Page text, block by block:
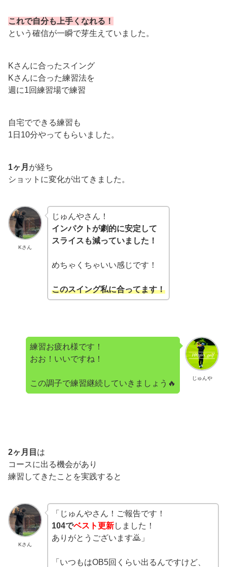
これで自分も上手くなれる！
という確信が一瞬で芽生えていました。
Kさんに合ったスイング
Kさんに合った練習法を
週に1回練習場で練習
自宅でできる練習も
1日10分やってもらいました。
1ヶ月 が経ち
ショットに変化が出てきました。
Kさん
じゅんやさん！
インパクトが劇的に安定して
スライスも減っていました！
めちゃくちゃいい感じです！
このスイング私に合ってます！
じゅんや
練習お疲れ様です！
おお！いいですね！
この調子で練習継続していきましょう🔥
2ヶ月目 は
コースに出る機会があり
練習してきたことを実践すると
Kさん
「じゅんやさん！ご報告です！
104でベスト更新しました！
ありがとうございます🙇」
「いつもはOB5回くらい出るんですけど、